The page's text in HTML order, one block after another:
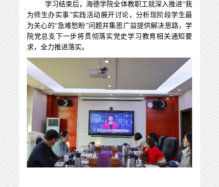
学习结束后，海德学院全体教职工就深入推进“我
为师生办实事”实践活动展开讨论，分析现阶段学生最
为关心的“急难愁盼”问题并集思广益提供解决思路，学
院党总支下一步将贯彻落实党史学习教育相关通知要
求，全力推进落实。